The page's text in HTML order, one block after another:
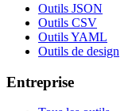
Outils JSON
Outils CSV
Outils YAML
Outils de design
Entreprise